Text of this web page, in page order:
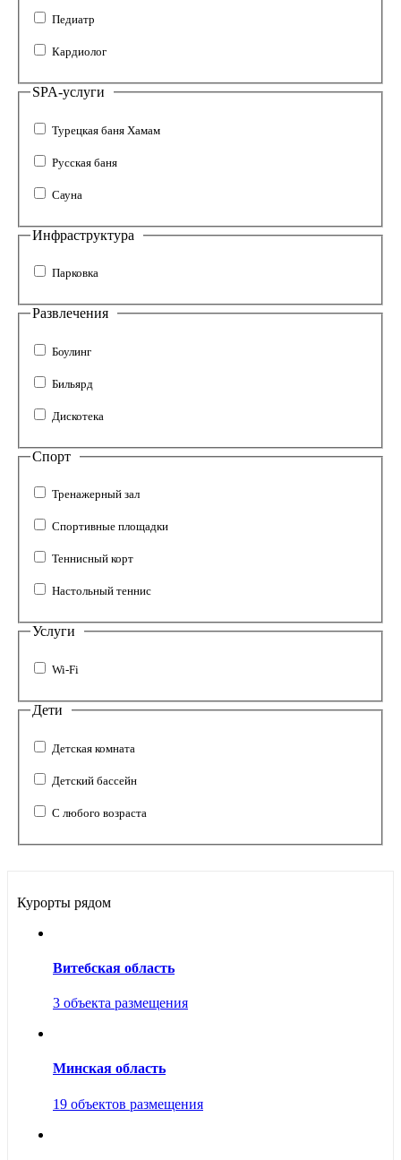
Педиатр
Кардиолог
SPA-услуги
Турецкая баня Хамам
Русская баня
Сауна
Инфраструктура
Парковка
Развлечения
Боулинг
Бильярд
Дискотека
Спорт
Тренажерный зал
Спортивные площадки
Теннисный корт
Настольный теннис
Услуги
Wi-Fi
Дети
Детская комната
Детский бассейн
С любого возраста
Курорты рядом
Витебская область
3 объекта размещения
Минская область
19 объектов размещения